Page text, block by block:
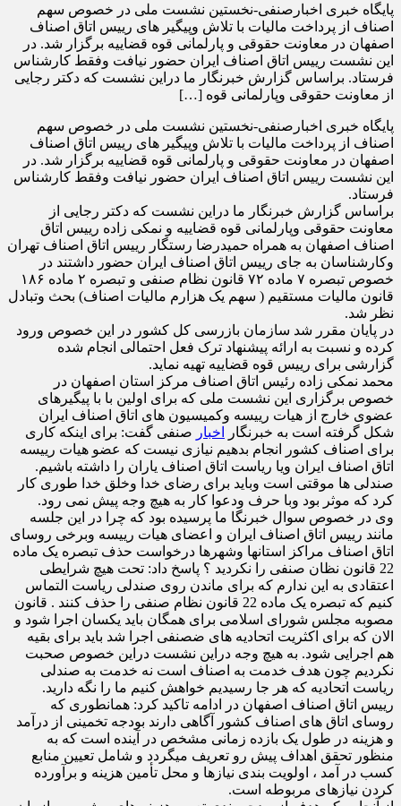
پایگاه خبری اخبارصنفی-نخستین نشست ملی در خصوص سهم
اصناف از پرداخت مالیات با تلاش وپیگیر های رییس اتاق اصناف
اصفهان در معاونت حقوقی و پارلمانی قوه قضاییه برگزار شد. در
این نشست رییس اتاق اصناف ایران حضور نیافت وفقط کارشناس
فرستاد. براساس گزارش خبرنگار ما دراین نشست که دکتر رجایی
از معاونت حقوقی وپارلمانی قوه […]
پایگاه خبری اخبارصنفی-نخستین نشست ملی در خصوص سهم
اصناف از پرداخت مالیات با تلاش وپیگیر های رییس اتاق اصناف
اصفهان در معاونت حقوقی و پارلمانی قوه قضاییه برگزار شد. در
این نشست رییس اتاق اصناف ایران حضور نیافت وفقط کارشناس
فرستاد.
براساس گزارش خبرنگار ما دراین نشست که دکتر رجایی از
معاونت حقوقی وپارلمانی قوه قضاییه و نمکی زاده رییس اتاق
اصناف اصفهان به همراه حمیدرضا رستگار رییس اتاق اصناف تهران
وکارشناسان به جای رییس اتاق اصناف ایران حضور داشتند در
خصوص تبصره ۷ ماده ۷۲ قانون نظام صنفی و تبصره ۲ ماده ۱۸۶
قانون مالیات مستقیم ( سهم یک هزارم مالیات اصناف) بحث وتبادل
نظر شد.
در پایان مقرر شد سازمان بازرسی کل کشور در این خصوص ورود
کرده و نسبت به ارائه پیشنهاد ترک فعل احتمالی انجام شده
گزارشی برای رییس قوه قضاییه تهیه نماید.
محمد نمکی زاده رئیس اتاق اصناف مرکز استان اصفهان در
خصوص برگزاری این نشست ملی که برای اولین با با پیگیرهای
عضوی خارج از هیات رییسه وکمیسیون های اتاق اصناف ایران
شکل گرفته است به خبرنگار
اخبار صنفی گفت: برای اینکه کاری
برای اصناف کشور انجام بدهیم نیازی نیست که عضو هیات رییسه
اتاق اصناف ایران ویا ریاست اتاق اصناف یاران را داشته باشیم.
صندلی ها موقتی است وباید برای رضای خدا وخلق خدا طوری کار
کرد که موثر بود وبا حرف ودعوا کار به هیچ وجه پیش نمی رود.
وی در خصوص سوال خبرنگا ما پرسیده بود که چرا در این جلسه
مانند رییس اتاق اصناف ایران و اعضای هیات رییسه وبرخی روسای
اتاق اصناف مراکز استانها وشهرها درخواست حذف تبصره یک ماده
22 قانون نظان صنفی را نکردید ؟ پاسخ داد: تحت هیچ شرایطی
اعتقادی به این ندارم که برای ماندن روی صندلی ریاست التماس
کنیم که تبصره یک ماده 22 قانون نظام صنفی را حذف کنند . قانون
مصوبه مجلس شورای اسلامی برای همگان باید یکسان اجرا شود و
الان که برای اکثریت اتحادیه های ضصنفی اجرا شد باید برای بقیه
هم اجرایی شود. به هیچ وجه دراین نشست دراین خصوص صحبت
نکردیم چون هدف خدمت به اصناف است نه خدمت به صندلی
ریاست اتحادیه که هر جا رسیدیم خواهش کنیم ما را نگه دارید.
رییس اتاق اصناف اصفهان در ادامه تاکید کرد: همانطوری که
روسای اتاق های اصناف کشور آگاهی دارند بودجه تخمینی از درآمد
و هزینه در طول یک بازده زمانی مشخص در آینده است که به
منظور تحقق اهداف پیش رو تعریف میگردد و شامل تعیین منابع
کسب در آمد ، اولویت بندی نیازها و محل تأمین هزینه و برآورده
کردن نیازهای مربوطه است.